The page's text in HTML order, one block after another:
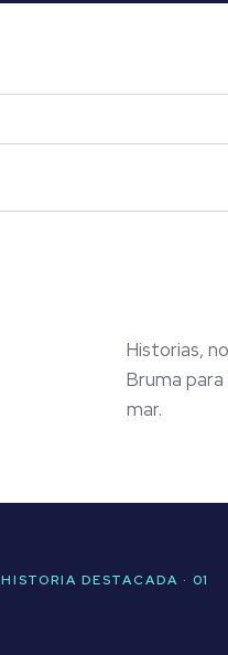
Historias,
Bruma
mar.
HISTORIA DESTACADA · 01